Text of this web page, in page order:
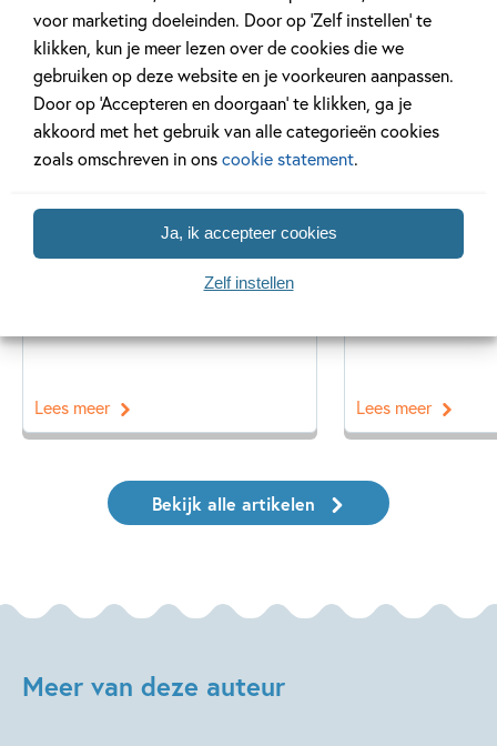
voor marketing doeleinden. Door op ‘Zelf instellen’ te
klikken, kun je meer lezen over de cookies die we
gebruiken op deze website en je voorkeuren aanpassen.
Door op ‘Accepteren en doorgaan’ te klikken, ga je
akkoord met het gebruik van alle categorieën cookies
zoals omschreven in onscookie statement.
Ja, ik accepteer cookies
Zelf instellen
Gerelateerde artikelen
Oplossing ‘De schaduwroof’
Achtergrond
Lees meer
Kinderpanel
Lees meer
Bekijk alle artikelen
Meer van deze auteur